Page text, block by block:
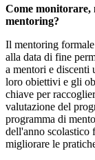
Come
mentoring?
Il mentoring
alla data di fine
a mentori e discenti
loro obiettivi e gli
chiave per
valutazione del
programma di
dell'anno scolastico
migliorare le